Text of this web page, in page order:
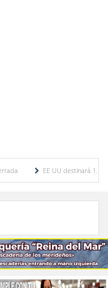
destinará 1.000 millones de